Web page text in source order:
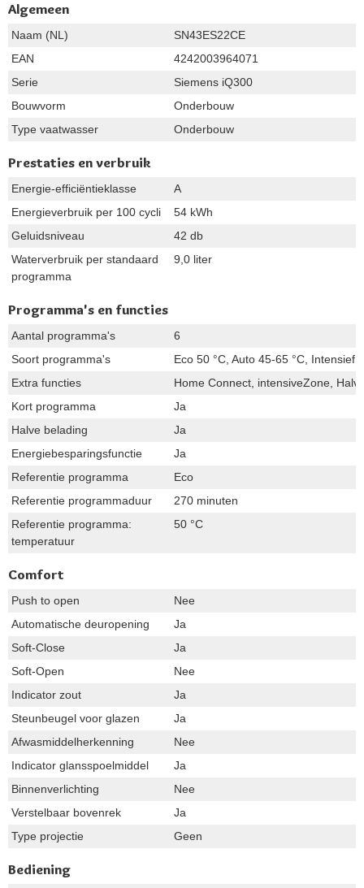
Algemeen
Naam (NL)
SN43ES22CE
EAN
4242003964071
Serie
Siemens iQ300
Bouwvorm
Onderbouw
Type vaatwasser
Onderbouw
Prestaties en verbruik
Energie-efficiëntieklasse
A
Energieverbruik per 100 cycli
54 kWh
Geluidsniveau
42 db
Waterverbruik per standaard
programma
9,0 liter
Programma's en functies
Aantal programma's
6
Soort programma's
Eco 50 °C, Auto 45-65 °C, Intensief
Extra functies
Home Connect, intensiveZone,
Kort programma
Ja
Halve belading
Ja
Energiebesparingsfunctie
Ja
Referentie programma
Eco
Referentie programmaduur
270 minuten
Referentie programma:
temperatuur
50 °C
Comfort
Push to open
Nee
Automatische deuropening
Ja
Soft-Close
Ja
Soft-Open
Nee
Indicator zout
Ja
Steunbeugel voor glazen
Ja
Afwasmiddelherkenning
Nee
Indicator glansspoelmiddel
Ja
Binnenverlichting
Nee
Verstelbaar bovenrek
Ja
Type projectie
Geen
Bediening